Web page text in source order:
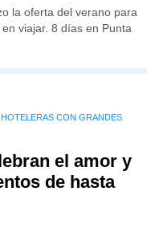
la oferta del verano para
viajar. 8 días en Punta
CON GRANDES
el amor y
de hasta